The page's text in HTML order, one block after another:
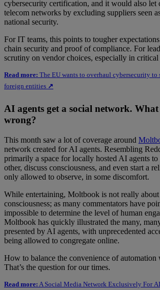
cybersecurity certification, and it would also let
telecom networks by excluding suppliers seen
national security.
For IT teams, this points to tougher
chain security and proof of compliance. For
scrutiny on vendor choices, especially in
Read more: The EU wants to overhaul cybersecurity
foreign entities ↗
AI agents get a social network.
wrong?
This month saw a lot of coverage around
network created for AI agents. Resembling
primarily a space for locally hosted AI agents
other, discuss consciousness, and even start a
only allowed to observe, in some discomfort.
While entertaining, Moltbook is not really
consciousness; as many commentators have
impossible to determine the level of human
Moltbook has quickly illustrated the many,
presented by AI agents, with unprecedented
being allowed to congregate online.
How to balance the convenience of automation
That’s the question for our times.
Read more: A Social Media Network Exclusively For